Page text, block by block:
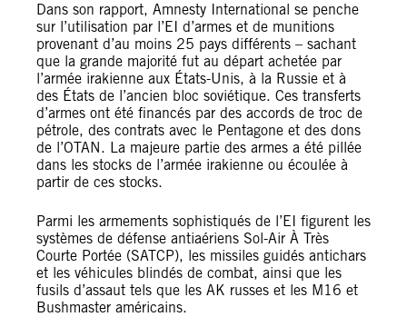
Dans son rapport, Amnesty International se penche
sur l’utilisation par l’EI d’armes et de munitions
provenant d’au moins 25 pays différents – sachant
que la grande majorité fut au départ achetée par
l’armée irakienne aux États-Unis, à la Russie et à
des États de l’ancien bloc soviétique. Ces transferts
d’armes ont été financés par des accords de troc de
pétrole, des contrats avec le Pentagone et des dons
de l’OTAN. La majeure partie des armes a été pillée
dans les stocks de l’armée irakienne ou écoulée à
partir de ces stocks.
Parmi les armements sophistiqués de l’EI figurent les
systèmes de défense antiaériens Sol-Air À Très
Courte Portée (SATCP), les missiles guidés antichars
et les véhicules blindés de combat, ainsi que les
fusils d’assaut tels que les AK russes et les M16 et
Bushmaster américains.